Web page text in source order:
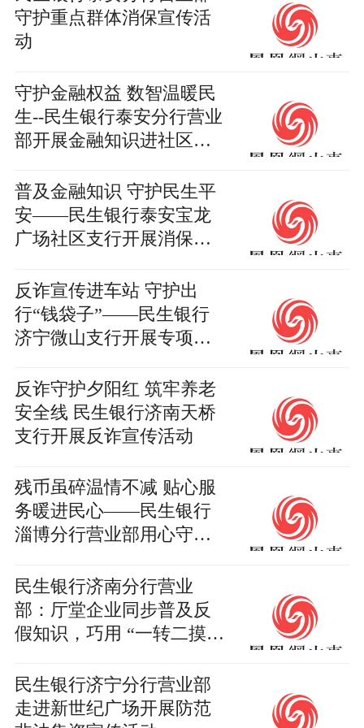
守护重点群体消保宣传活
动
守护金融权益 数智温暖民
生--民生银行泰安分行营业
部开展金融知识进社区活
普及金融知识 守护民生平
安——民生银行泰安宝龙
广场社区支行开展消保宣
反诈宣传进车站 守护出
行“钱袋子”——民生银行
济宁微山支行开展专项反
反诈守护夕阳红 筑牢养老
安全线 民生银行济南天桥
支行开展反诈宣传活动
残币虽碎温情不减 贴心服
务暖进民心——民生银行
淄博分行营业部用心守护
民生银行济南分行营业
部：厅堂企业同步普及反
假知识，巧用 “一转二摸三
民生银行济宁分行营业部
走进新世纪广场开展防范